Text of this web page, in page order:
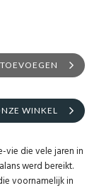
TOEVOEGEN
WINKEL
vie die vele jaren in
werd bereikt.
voornamelijk in